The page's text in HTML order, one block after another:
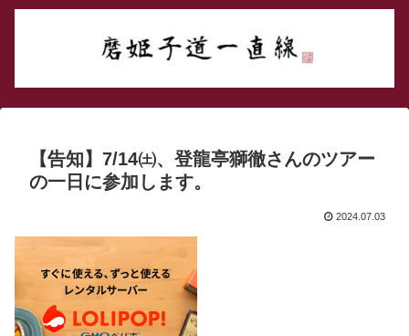
【告知】7/14㈯、登龍亭獅徹さんのツアー
の一日に参加します。
2024.07.03